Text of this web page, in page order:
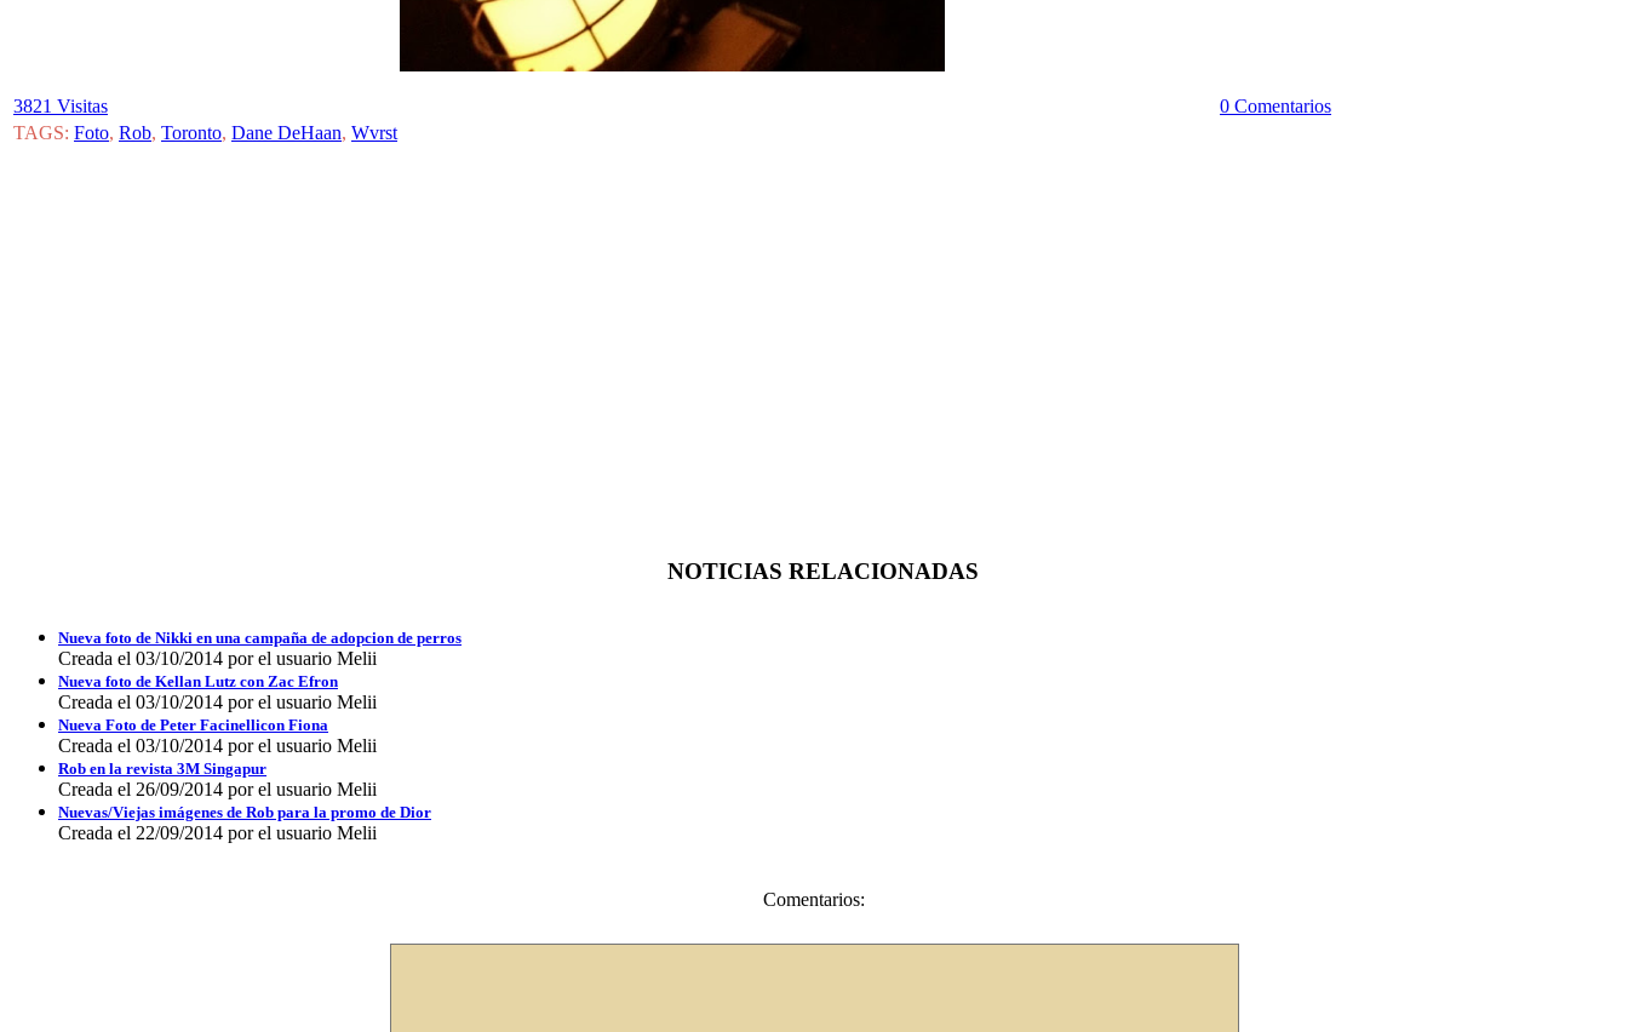
3821 Visitas
0 Comentarios
TAGS: Foto, Rob, Toronto, Dane DeHaan, Wvrst
NOTICIAS RELACIONADAS
Nueva foto de Nikki en una campaña de adopcion de perros
Creada el 03/10/2014 por el usuario Melii
Nueva foto de Kellan Lutz con Zac Efron
Creada el 03/10/2014 por el usuario Melii
Nueva Foto de Peter Facinellicon Fiona
Creada el 03/10/2014 por el usuario Melii
Rob en la revista 3M Singapur
Creada el 26/09/2014 por el usuario Melii
Nuevas/Viejas imágenes de Rob para la promo de Dior
Creada el 22/09/2014 por el usuario Melii
Comentarios: